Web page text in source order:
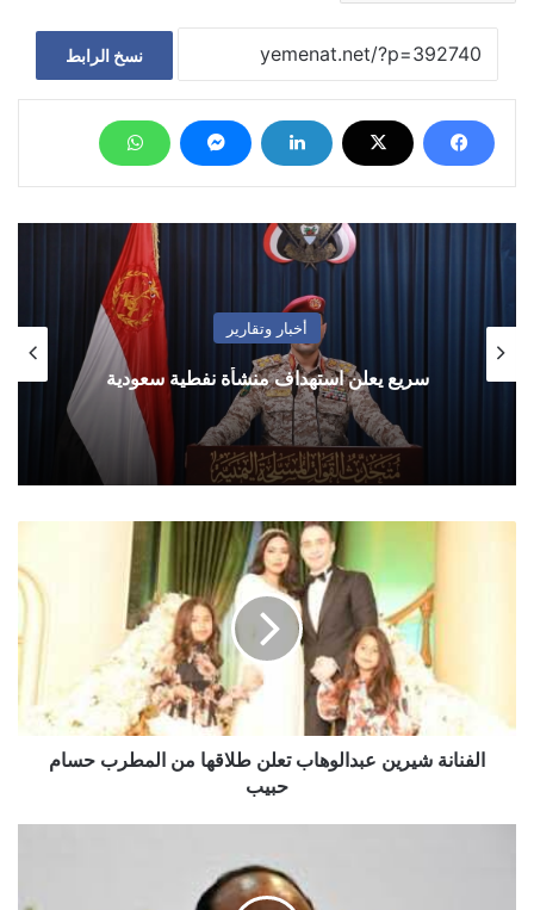
نسخ الرابط
أخبار وتقارير
سريع يعلن استهداف منشأة نفطية سعودية
حبيب
الفنانة شيرين عبدالوهاب تعلن طلاقها من المطرب حسام
حبيب